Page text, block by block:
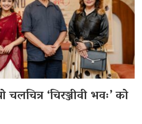
‘चिरञ्जीवी भवः’ को